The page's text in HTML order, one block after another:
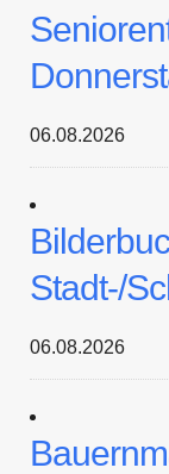
06.08.2026
Stadt-/
06.08.2026